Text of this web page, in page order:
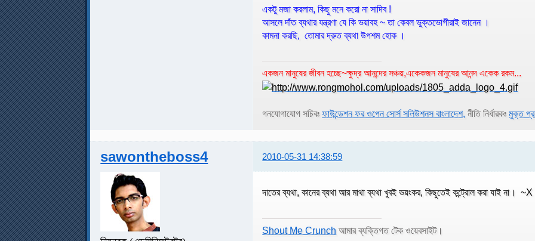
একটু মজা করলাম, কিছু মনে করো না সাদিব !
আসলে দাঁত ব্যথার যন্ত্রণা যে কি ভয়াবহ ~ তা কেবল ভুক্তভোগীরাই জানেন ।
কামনা করছি, তোমার দ্রুত ব্যথা উপশম হোক ।
একজন মানুষের জীবন হচ্ছে~ক্ষুদ্র আনন্দের সঞ্চয়,একেকজন মানুষের আনন্দ একেক রকম...
গনযোগাযোগ সচিবঃফাউন্ডেশন ফর ওপেন সোর্স সলিউশনস বাংলাদেশ, নীতি নির্ধারকঃমুক্ত
sawontheboss4 2010-05-31 14:38:59
দাতের ব্যথা, কানের ব্যথা আর মাথা ব্যথা খুবই ভয়ংকর, কিছুতেই কন্ট্রোল করা যাই না। ~X
Shout Me Crunch আমার ব্যক্তিগত টেক ওয়েবসাইট।